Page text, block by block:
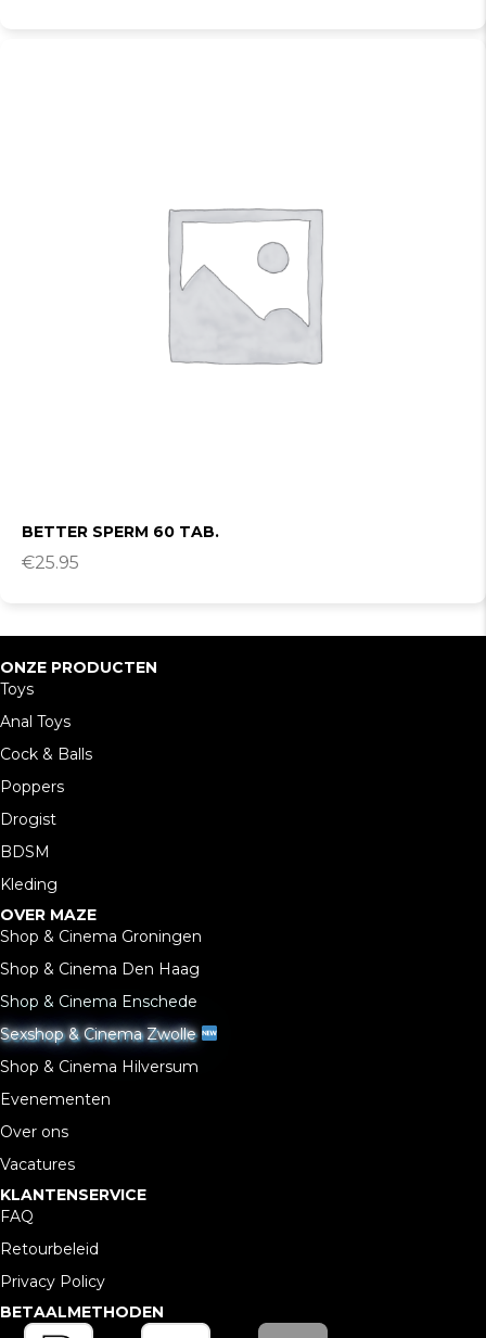
BETTER SPERM 60 TAB.
€25.95
ONZE PRODUCTEN
Toys
Anal Toys
Cock & Balls
Poppers
Drogist
BDSM
Kleding
OVER MAZE
Shop & Cinema Groningen
Shop & Cinema Den Haag
Shop & Cinema Enschede
Sexshop & Cinema Zwolle
Shop & Cinema Hilversum
Evenementen
Over ons
Vacatures
KLANTENSERVICE
FAQ
Retourbeleid
Privacy Policy
BETAALMETHODEN